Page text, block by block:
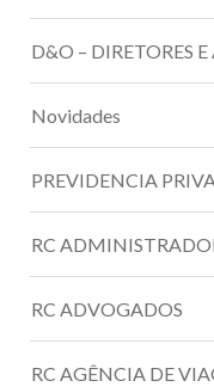
D&O – DIRETORES
Novidades
PREVIDENCIA
RC
RC ADVOGADOS
RC AGÊNCIA DE